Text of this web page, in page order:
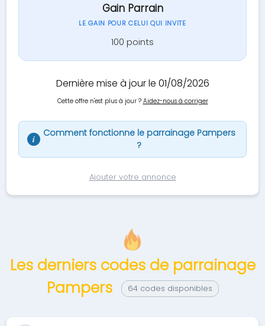
Gain Parrain
LE GAIN POUR CELUI QUI INVITE
100 points
Dernière mise à jour le 01/08/2026
Cette offre n'est plus à jour ? Aidez-nous à corriger
i
Comment fonctionne le parrainage Pampers
?
Ajouter votre annonce
Les derniers codes de parrainage
Pampers
64 codes disponibles